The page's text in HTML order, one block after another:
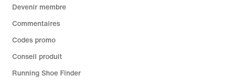
Devenir membre
Commentaires
Codes promo
Conseil produit
Running Shoe Finder